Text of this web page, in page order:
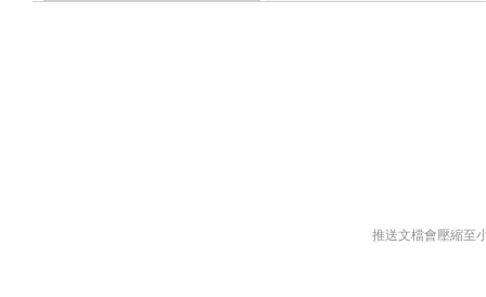
推送文檔會壓縮至